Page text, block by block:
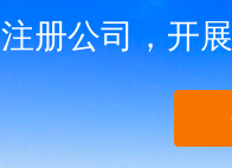
注册公司，开